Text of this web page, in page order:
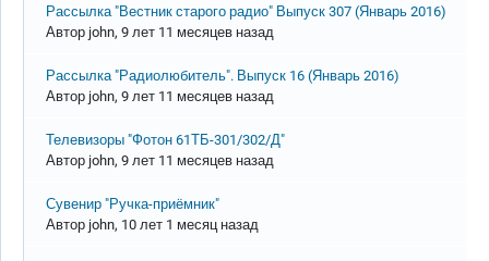
Обычная тема
Рассылка "Вестник старого радио" Выпуск 307 (Январь 2016)
Автор john, 9 лет 11 месяцев назад
Обычная тема
Рассылка "Радиолюбитель". Выпуск 16 (Январь 2016)
Автор john, 9 лет 11 месяцев назад
Обычная тема
Телевизоры "Фотон 61ТБ-301/302/Д"
Автор john, 9 лет 11 месяцев назад
Обычная тема
Сувенир "Ручка-приёмник"
Автор john, 10 лет 1 месяц назад